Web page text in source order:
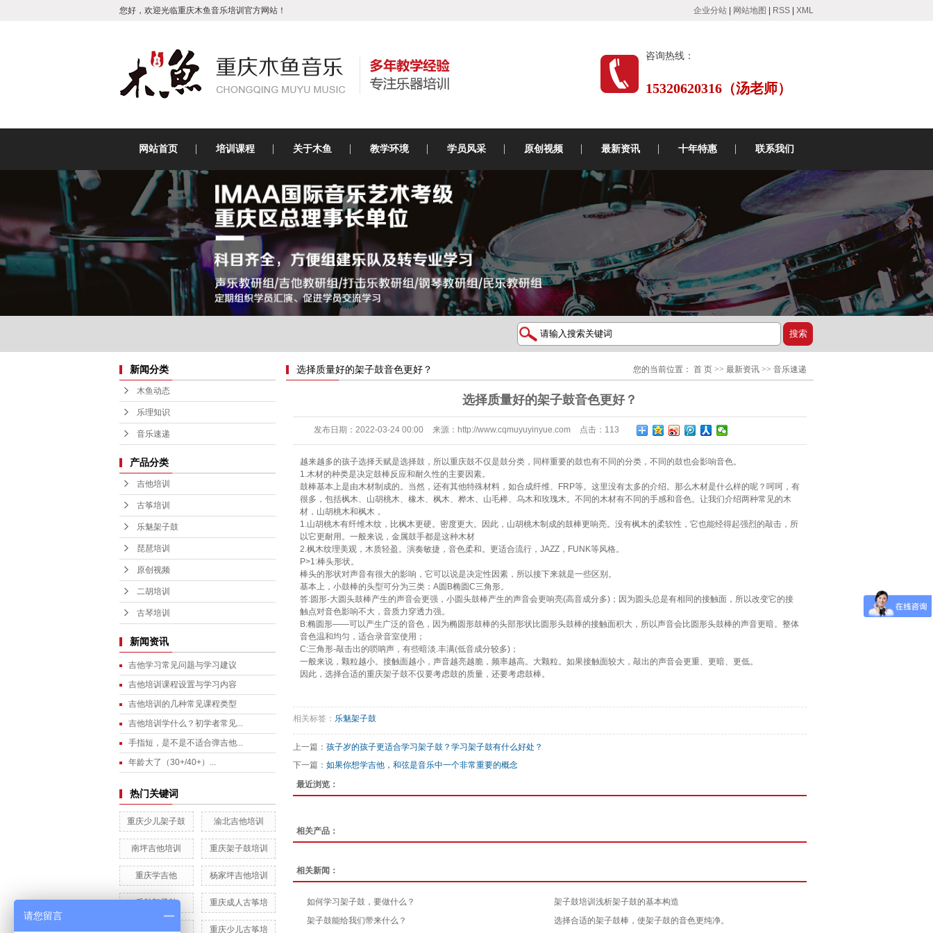
您好，欢迎光临重庆木鱼音乐培训官方网站！ 企业分站 网站地图 RSS XML
咨询热线：
15320620316（汤老师）
网站首页 培训课程
吉他培训
古筝培训
乐魅架子鼓
琵琶培训
原创视频
二胡培训
关于木鱼 教学环境
古筝主题教室
吉他主题教室
电吉他教室
休闲区与剧场
学员风采
活动实拍
学员风采
考级证书
原创视频 最新资讯
木鱼动态
乐理知识
十年特惠 联系我们
新闻分类
木鱼动态
乐理知识
音乐速递
产品分类
吉他培训
古筝培训
乐魅架子鼓
琵琶培训
原创视频
二胡培训
古琴培训
新闻资讯
吉他学习常见问题与学习建议
吉他培训课程设置与学习内容
吉他培训的几种常见课程类型
吉他培训学什么？初学者常见...
手指短，是不是不适合弹吉他...
年龄大了（30+/40+）...
热门关键词
重庆少儿架子鼓 渝北吉他培训
南坪吉他培训 重庆架子鼓培训
重庆学吉他 杨家坪吉他培训
乐魅架子鼓 重庆成人古筝培
重庆吉他培训 重庆少儿古筝培
选择质量好的架子鼓音色更好？ 您的当前位置： 首 页 >> 最新资讯 >> 音乐速递
选择质量好的架子鼓音色更好？
发布日期： 2022-03-24 00:00 来源： http://www.cqmuyuyinyue.com 点击： 113
越来越多的孩子选择天赋是选择鼓，所以重庆鼓不仅是鼓分类，同样重要的鼓也有不同的分类，不同的鼓也会影响音色。
1.木材的种类是决定鼓棒反应和耐久性的主要因素。
鼓棒基本上是由木材制成的。当然，还有其他特殊材料，如合成纤维、FRP等。这里没有太多的介绍。那么木材是什么样的呢？呵呵，有
很多，包括枫木、山胡桃木、橡木、枫木、桦木、山毛榉、乌木和玫瑰木。不同的木材有不同的手感和音色。让我们介绍两种常见的木
材，山胡桃木和枫木，
1.山胡桃木有纤维木纹，比枫木更硬。密度更大。因此，山胡桃木制成的鼓棒更响亮。没有枫木的柔软性，它也能经得起强烈的敲击，所
以它更耐用。一般来说，金属鼓手都是这种木材
2.枫木纹理美观，木质轻盈。演奏敏捷，音色柔和。更适合流行，JAZZ，FUNK等风格。
P>1:棒头形状。
棒头的形状对声音有很大的影响，它可以说是决定性因素，所以接下来就是一些区别。
基本上，小鼓棒的头型可分为三类：A圆B椭圆C三角形。
答:圆形-大圆头鼓棒产生的声音会更强，小圆头鼓棒产生的声音会更响亮(高音成分多)；因为圆头总是有相同的接触面，所以改变它的接
触点对音色影响不大，音质力穿透力强。
B:椭圆形——可以产生广泛的音色，因为椭圆形鼓棒的头部形状比圆形头鼓棒的接触面积大，所以声音会比圆形头鼓棒的声音更暗。整体
音色温和均匀，适合录音室使用；
C:三角形-敲击出的唢呐声，有些暗淡.丰满(低音成分较多)；
一般来说，颗粒越小。接触面越小，声音越亮越脆，频率越高。大颗粒。如果接触面较大，敲出的声音会更重、更暗、更低。
因此，选择合适的重庆架子鼓不仅要考虑鼓的质量，还要考虑鼓棒。
相关标签： 乐魅架子鼓
上一篇： 孩子岁的孩子更适合学习架子鼓？学习架子鼓有什么好处？
下一篇： 如果你想学吉他，和弦是音乐中一个非常重要的概念
最近浏览：
相关产品：
相关新闻：
如何学习架子鼓，要做什么？
架子鼓培训浅析架子鼓的基本构造
架子鼓能给我们带来什么？
选择合适的架子鼓棒，使架子鼓的音色更纯净。
请您留言